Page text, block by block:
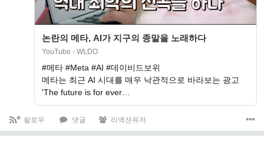
논란의 메타, AI가 지구의 종말을 노래하다
YouTube - WLDO
#메타 #Meta #AI #데이비드보위
메타는 최근 AI 시대를 매우 낙관적으로 바라보는 광고
'The future is for ever…
팔로우 댓글 리액션유저